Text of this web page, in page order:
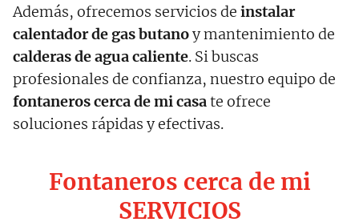
Además, ofrecemos servicios de instalar
calentador de gas butanoy mantenimiento de
calderas de agua caliente. Si buscas
profesionales de confianza, nuestro equipo de
fontaneros cerca de mi casate ofrece
soluciones rápidas y efectivas.
Fontaneros cerca de mi
SERVICIOS